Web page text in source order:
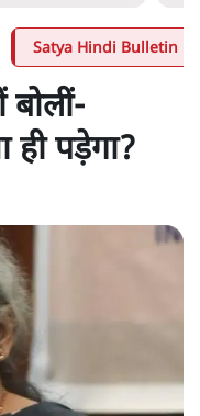
Satya Hindi Bulletin
बोलीं-
ही पड़ेगा?